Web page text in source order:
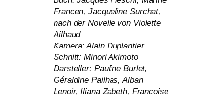
Francen, Jacqueline Surchat,
nach der Novelle von Violette
Ailhaud
Kamera: Alain Duplantier
Schnitt: Minori Akimoto
Darsteller: Pauline Burlet,
Géraldine Pailhas, Alban
Lenoir, Iliana Zabeth, Francoise